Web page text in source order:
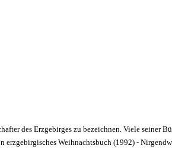
des Erzgebirges zu bezeichnen. Viele seiner
erzgebirgisches Weihnachtsbuch (1992) -